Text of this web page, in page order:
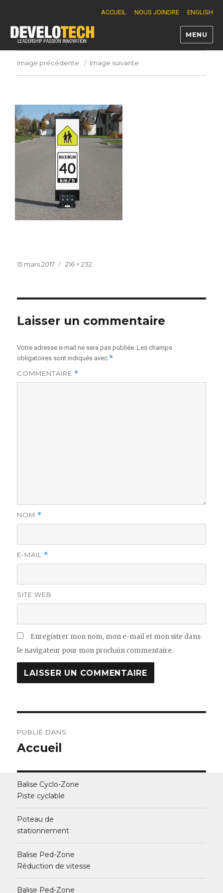
ACCUEIL NOUS JOINDRE ENGLISH
Develotech
MENU
Image précédente Image suivante
Publié
15 mars 2017
Taille
216 × 232
Laisser un commentaire
Votre adresse e-mail ne sera pas publiée. Les champs
obligatoires sont indiqués avec *
COMMENTAIRE *
NOM *
E-MAIL *
SITE WEB
Enregistrer mon nom, mon e-mail et mon site dans
le navigateur pour mon prochain commentaire.
de
PUBLIÉ DANS
Accueil
Balise Cyclo-Zone
Piste cyclable
Poteau de
stationnement
Balise Ped-Zone
Réduction de vitesse
Balise Ped-Zone